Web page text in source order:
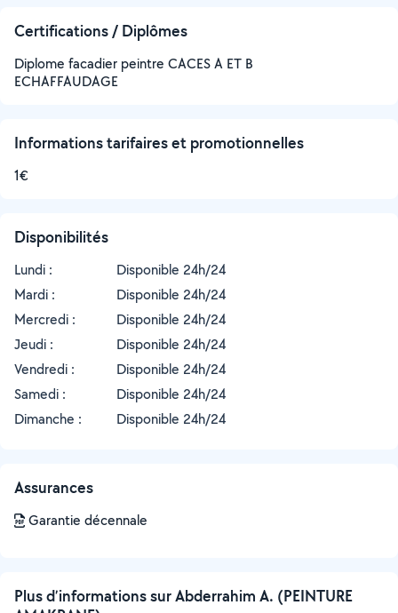
Certifications / Diplômes
Diplome facadier peintre CACES A ET B
ECHAFFAUDAGE
Informations tarifaires et promotionnelles
1€
Disponibilités
Lundi :
Disponible 24h/24
Mardi :
Disponible 24h/24
Mercredi :
Disponible 24h/24
Jeudi :
Disponible 24h/24
Vendredi :
Disponible 24h/24
Samedi :
Disponible 24h/24
Dimanche :
Disponible 24h/24
Assurances
Garantie décennale
Plus d’informations sur Abderrahim A. (PEINTURE